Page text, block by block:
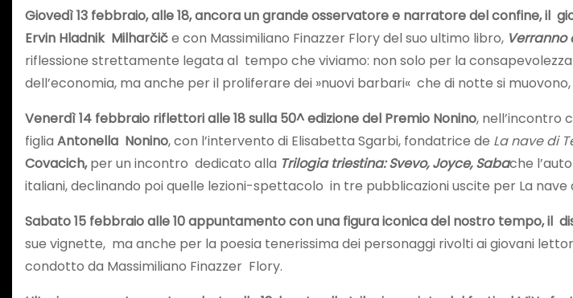
Giovedì 13 febbraio, alle 18, ancora un grande osservatore e narratore del confine, il
Ervin Hladnik Milharčiče con Massimiliano Finazzer Flory del suo ultimo libro, Verranno
riflessione strettamente legata al tempo che viviamo: non solo per la
dell’economia, ma anche per il proliferare dei »nuovi barbari« che di notte si
Venerdì 14 febbraio riflettori alle 18 sulla 50^ edizione del Premio Nonino, nell’incontro
figlia Antonella Nonino, con l’intervento di Elisabetta Sgarbi, fondatrice de La nave di
Covacich,per un incontro dedicato alla Trilogia triestina: Svevo, Joyce, Sabache
italiani, declinando poi quelle lezioni-spettacolo in tre pubblicazioni uscite per La nave
Sabato 15 febbraio alle 10 appuntamento con una figura iconica del nostro tempo, il
sue vignette, ma anche per la poesia tenerissima dei personaggi rivolti ai giovani
condotto da Massimiliano Finazzer Flory.